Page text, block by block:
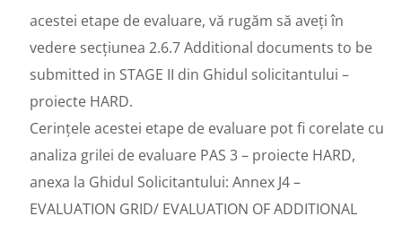
acestei etape de evaluare, vă rugăm să aveți în
vedere secțiunea 2.6.7 Additional documents to be
submitted in STAGE II din Ghidul solicitantului –
proiecte HARD.
Cerințele acestei etape de evaluare pot fi corelate cu
analiza grilei de evaluare PAS 3 – proiecte HARD,
anexa la Ghidul Solicitantului: Annex J4 –
EVALUATION GRID/ EVALUATION OF ADDITIONAL